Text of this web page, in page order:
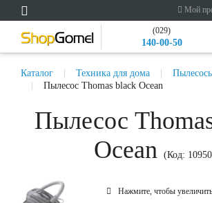
Мой
(029)
140-00-50
Каталог Техника для дома
Пылесос Thomas black Ocean
Пылесос
Ocean (Код: 10950
Нажмите, чтобы